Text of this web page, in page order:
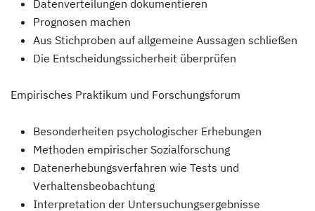
Datenverteilungen dokumentieren
Prognosen machen
Aus Stichproben auf allgemeine Aussagen schließen
Die Entscheidungssicherheit überprüfen
Empirisches Praktikum und Forschungsforum
Besonderheiten psychologischer Erhebungen
Methoden empirischer Sozialforschung
Datenerhebungsverfahren wie Tests und
Verhaltensbeobachtung
Interpretation der Untersuchungsergebnisse